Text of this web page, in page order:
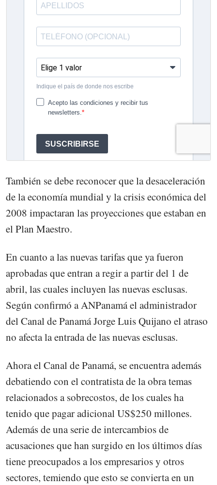
También se debe reconocer que la desaceleración
de la economía mundial y la crisis económica del
2008 impactaran las proyecciones que estaban en
el Plan Maestro.
En cuanto a las nuevas tarifas que ya fueron
aprobadas que entran a regir a partir del 1 de
abril, las cuales incluyen las nuevas esclusas.
Según confirmó a ANPanamá el administrador
del Canal de Panamá Jorge Luis Quijano el atraso
no afecta la entrada de las nuevas esclusas.
Ahora el Canal de Panamá, se encuentra además
debatiendo con el contratista de la obra temas
relacionados a sobrecostos, de los cuales ha
tenido que pagar adicional US$250 millones.
Además de una serie de intercambios de
acusaciones que han surgido en los últimos días
tiene preocupados a los empresarios y otros
sectores, temiendo que esto se convierta en un